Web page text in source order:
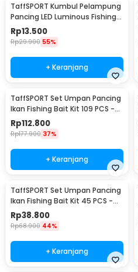
TaffSPORT Kumbul Pelampung
Pancing LED Luminous Fishing
Float 1 PCS - YD03
Rp13.500
Rp29.900 55%
+ Keranjang
TaffSPORT Set Umpan Pancing
Ikan Fishing Bait Kit 109 PCS -
DWS250-A
Rp112.800
Rp177.900 37%
+ Keranjang
TaffSPORT Set Umpan Pancing
Ikan Fishing Bait Kit 45 PCS -
DWS250-C
Rp38.800
Rp68.900 44%
+ Keranjang